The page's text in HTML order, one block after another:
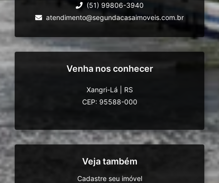
(51) 99806-3940
atendimento@segundacasaimoveis.com.br
Venha nos conhecer
Xangri-Lá
RS
CEP: 95588-000
Veja também
Cadastre seu imóvel